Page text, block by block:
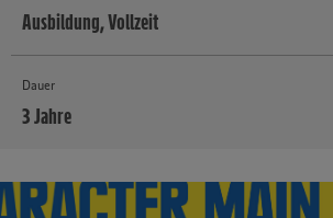
Ausbildung, Vollzeit
Dauer
3 Jahre